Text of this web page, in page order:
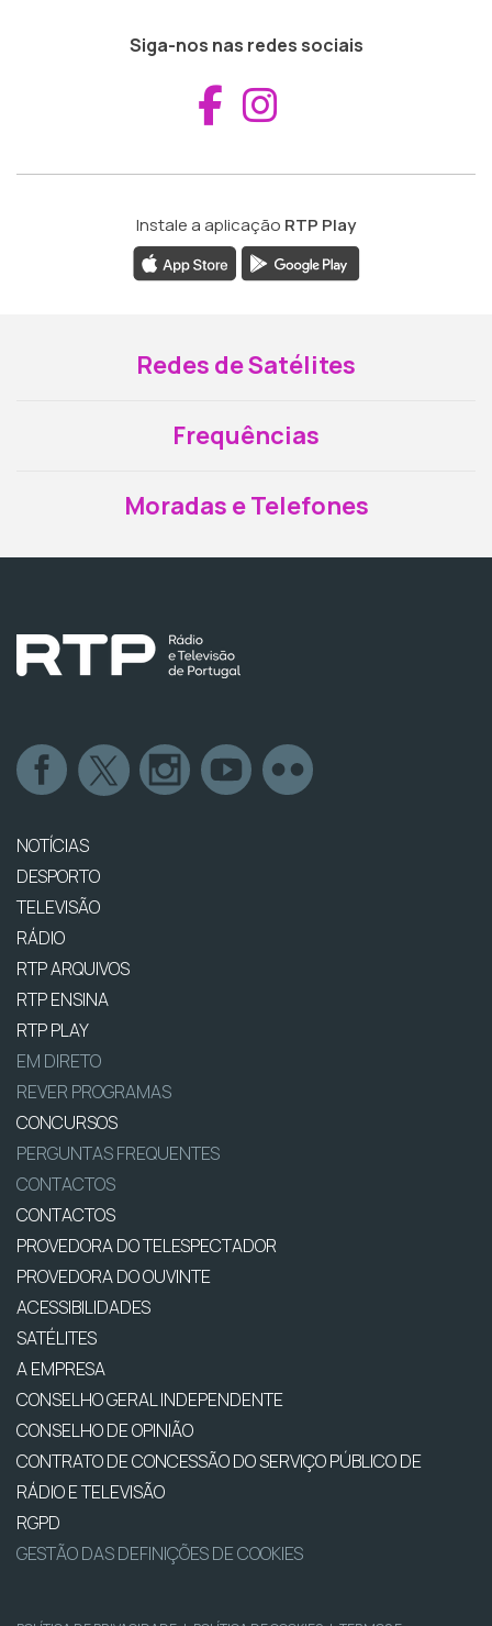
Siga-nos nas redes sociais
Aceder ao
Instale a aplicação RTP Play
Redes de Satélites
Frequências
Moradas e Telefones
NOTÍCIAS
DESPORTO
TELEVISÃO
RÁDIO
RTP ARQUIVOS
RTP ENSINA
RTP PLAY
EM DIRETO
REVER PROGRAMAS
CONCURSOS
PERGUNTAS FREQUENTES
CONTACTOS
CONTACTOS
PROVEDORA DO TELESPECTADOR
PROVEDORA DO OUVINTE
ACESSIBILIDADES
SATÉLITES
A EMPRESA
CONSELHO GERAL INDEPENDENTE
CONSELHO DE OPINIÃO
CONTRATO DE CONCESSÃO DO SERVIÇO PÚBLICO DE
RÁDIO E TELEVISÃO
RGPD
GESTÃO DAS DEFINIÇÕES DE COOKIES